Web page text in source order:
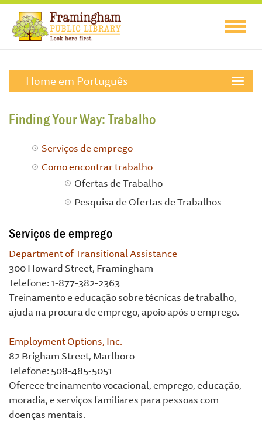
Home em Português
Finding Your Way: Trabalho
Serviços de emprego
Como encontrar trabalho
Ofertas de Trabalho
Pesquisa de Ofertas de Trabalhos
Serviços de emprego
Department of Transitional Assistance
300 Howard Street, Framingham
Telefone: 1-877-382-2363
Treinamento e educação sobre técnicas de trabalho,
ajuda na procura de emprego, apoio após o emprego.
Employment Options, Inc.
82 Brigham Street, Marlboro
Telefone: 508-485-5051
Oferece treinamento vocacional, emprego, educação,
moradia, e serviços familiares para pessoas com
doenças mentais.